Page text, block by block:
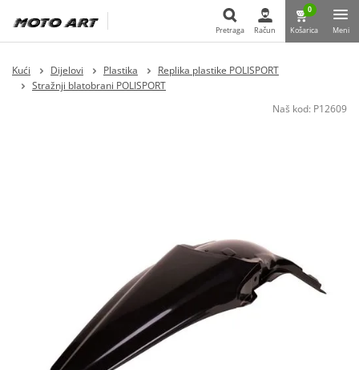
Pretraga Račun
0
Košarica Meni
Kući Dijelovi Plastika
Replika plastike POLISPORT
Stražnji blatobrani POLISPORT
Naš kod: P12609